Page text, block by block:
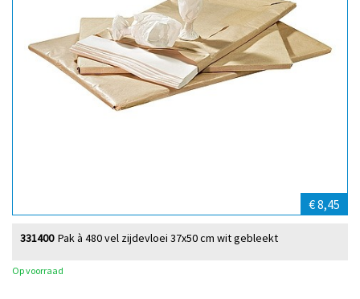
€ 8,45
Pak à 480 vel zijdevloei 37x50 cm wit gebleekt
331400
Op voorraad